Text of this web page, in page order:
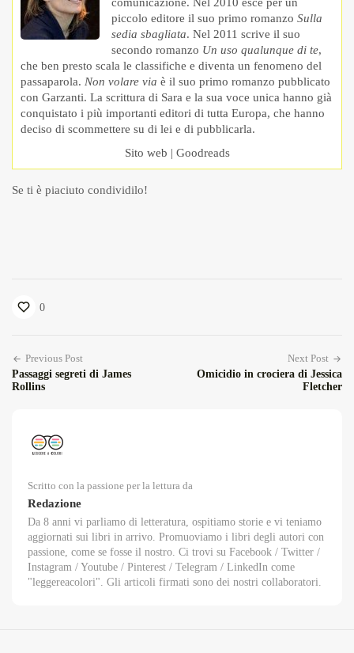
comunicazione. Nel 2010 esce per un
piccolo editore il suo primo romanzo Sulla
sedia sbagliata. Nel 2011 scrive il suo
secondo romanzo Un uso qualunque di te,
che ben presto scala le classifiche e diventa un fenomeno del
passaparola. Non volare via è il suo primo romanzo pubblicato
con Garzanti. La scrittura di Sara e la sua voce unica hanno già
conquistato i più importanti editori di tutta Europa, che hanno
deciso di scommettere su di lei e di pubblicarla.
Sito web | Goodreads
Se ti è piaciuto condividilo!
0
Previous Post
Passaggi segreti di James
Rollins
Next Post
Omicidio in crociera di Jessica
Fletcher
Scritto con la passione per la lettura da
Redazione
Da 8 anni vi parliamo di letteratura, ospitiamo storie e vi teniamo
aggiornati sui libri in arrivo. Promuoviamo i libri degli autori con
passione, come se fosse il nostro. Ci trovi su Facebook / Twitter /
Instagram / Youtube / Pinterest / Telegram / LinkedIn come
"leggereacolori". Gli articoli firmati sono dei nostri collaboratori.